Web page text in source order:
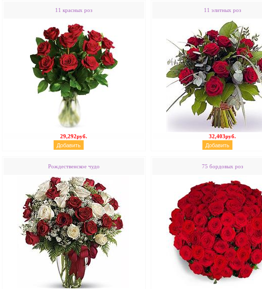
11 красных роз
29,292руб.
11 элитных роз
32,403руб.
Рождественское чудо 75 бордовых роз